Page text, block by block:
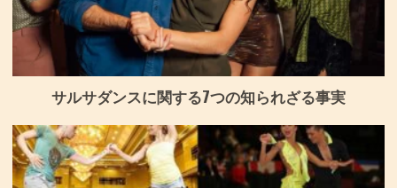
サルサダンスに関する7つの知られざる事実